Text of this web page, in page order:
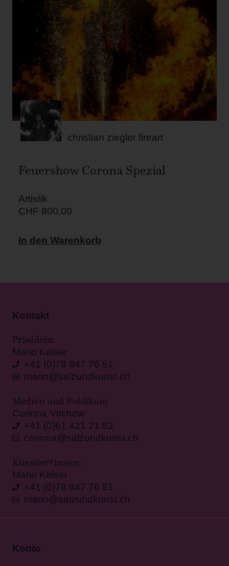
christian ziegler fireart
Feuershow Corona Spezial
Artistik
CHF 800.00
In den Warenkorb
Kontakt
Präsident:
Mario Kaiser
+41 (0)78 847 76 51
mario@salzundkunst.ch
Medien und Publikum
Corinna Virchow
+41 (0)61 421 21 82
corinna@salzundkunst.ch
Künstler*innen:
Mario Kaiser
+41 (0)78 847 76 51
mario@salzundkunst.ch
Konto